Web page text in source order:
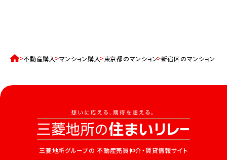
不動産購入 マンション購入 東京都のマンション 新宿区のマンション一
三菱地所グループの 不動産売買仲介・賃貸情報サイト